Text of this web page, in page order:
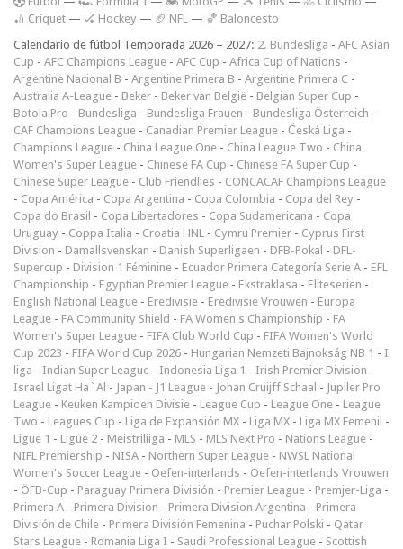
🏏 Críquet — 🏑 Hockey — 🏈 NFL — 🏀 Baloncesto
Calendario de fútbol Temporada 2026 – 2027: 2. Bundesliga - AFC Asian
Cup - AFC Champions League - AFC Cup - Africa Cup of Nations -
Argentine Nacional B - Argentine Primera B - Argentine Primera C -
Australia A-League - Beker - Beker van België - Belgian Super Cup -
Botola Pro - Bundesliga - Bundesliga Frauen - Bundesliga Österreich -
CAF Champions League - Canadian Premier League - Česká Liga -
Champions League - China League One - China League Two - China
Women's Super League - Chinese FA Cup - Chinese FA Super Cup -
Chinese Super League - Club Friendlies - CONCACAF Champions League
- Copa América - Copa Argentina - Copa Colombia - Copa del Rey -
Copa do Brasil - Copa Libertadores - Copa Sudamericana - Copa
Uruguay - Coppa Italia - Croatia HNL - Cymru Premier - Cyprus First
Division - Damallsvenskan - Danish Superligaen - DFB-Pokal - DFL-
Supercup - Division 1 Féminine - Ecuador Primera Categoría Serie A - EFL
Championship - Egyptian Premier League - Ekstraklasa - Eliteserien -
English National League - Eredivisie - Eredivisie Vrouwen - Europa
League - FA Community Shield - FA Women's Championship - FA
Women's Super League - FIFA Club World Cup - FIFA Women's World
Cup 2023 - FIFA World Cup 2026 - Hungarian Nemzeti Bajnokság NB 1 - I
liga - Indian Super League - Indonesia Liga 1 - Irish Premier Division -
Israel Ligat Ha`Al - Japan - J1 League - Johan Cruijff Schaal - Jupiler Pro
League - Keuken Kampioen Divisie - League Cup - League One - League
Two - Leagues Cup - Liga de Expansión MX - Liga MX - Liga MX Femenil -
Ligue 1 - Ligue 2 - Meistriliiga - MLS - MLS Next Pro - Nations League -
NIFL Premiership - NISA - Northern Super League - NWSL National
Women's Soccer League - Oefen-interlands - Oefen-interlands Vrouwen
- ÖFB-Cup - Paraguay Primera División - Premier League - Premjer-Liga -
Primera A - Primera Division - Primera Division Argentina - Primera
División de Chile - Primera División Femenina - Puchar Polski - Qatar
Stars League - Romania Liga I - Saudi Professional League - Scottish